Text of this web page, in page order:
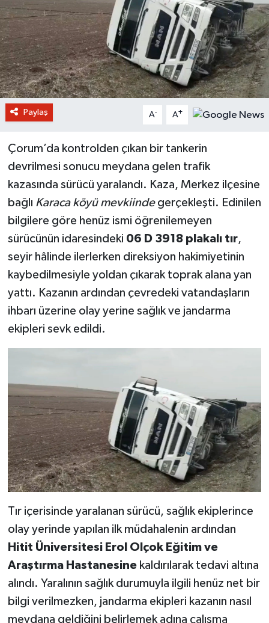
Paylaş A- A+
Çorum’da kontrolden çıkan bir tankerin
devrilmesi sonucu meydana gelen trafik
kazasında sürücü yaralandı. Kaza, Merkez ilçesine
bağlı Karaca köyü mevkiindegerçekleşti. Edinilen
bilgilere göre henüz ismi öğrenilemeyen
sürücünün idaresindeki 06 D 3918 plakalı tır,
seyir hâlinde ilerlerken direksiyon hakimiyetinin
kaybedilmesiyle yoldan çıkarak toprak alana yan
yattı. Kazanın ardından çevredeki vatandaşların
ihbarı üzerine olay yerine sağlık ve jandarma
ekipleri sevk edildi.
Tır içerisinde yaralanan sürücü, sağlık ekiplerince
olay yerinde yapılan ilk müdahalenin ardından
Hitit Üniversitesi Erol Olçok Eğitim ve
Araştırma Hastanesinekaldırılarak tedavi altına
alındı. Yaralının sağlık durumuyla ilgili henüz net bir
bilgi verilmezken, jandarma ekipleri kazanın nasıl
meydana geldiğini belirlemek adına çalışma